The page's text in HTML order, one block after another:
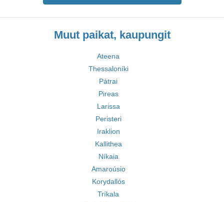
Muut paikat, kaupungit
Ateena
Thessaloníki
Pátrai
Pireas
Larissa
Peristeri
Iraklion
Kallithea
Níkaia
Amaroúsio
Korydallós
Tríkala